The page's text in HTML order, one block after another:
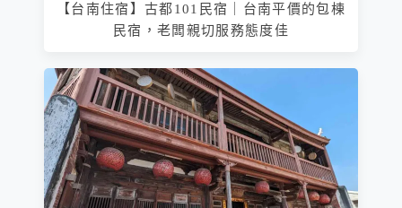
【台南住宿】古都101民宿｜台南平價的包棟
民宿，老闆親切服務態度佳